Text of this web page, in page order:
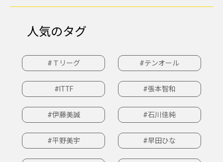
人気のタグ
#Ｔリーグ #テンオール
#ITTF #張本智和
#伊藤美誠 #石川佳純
#平野美宇 #早田ひな